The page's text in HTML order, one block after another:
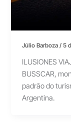
Júlio Barboza/5
ILUSIONES
BUSSCAR,
padrão do
Argentina.